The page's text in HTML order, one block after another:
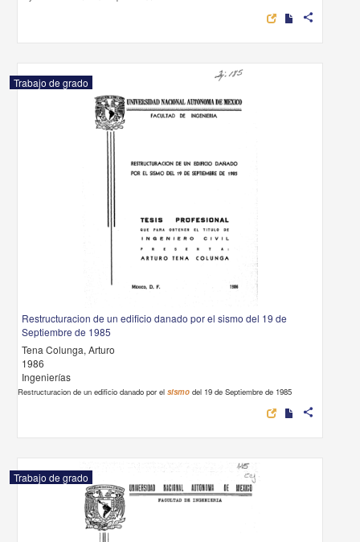
share
Trabajo de grado
Restructuracion de un edificio danado por el sismo del 19 de
Septiembre de 1985
Tena Colunga, Arturo
1986
Ingenierías
Restructuracion de un edificio danado por elsismo del 19 de Septiembre de 1985
share
Trabajo de grado